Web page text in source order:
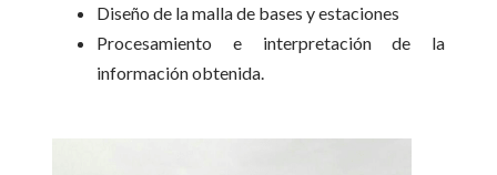
Diseño de la malla de bases y estaciones
Procesamiento e interpretación de la
información obtenida.